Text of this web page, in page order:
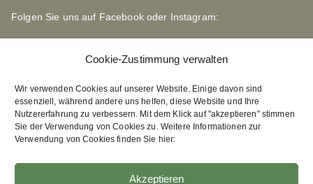
Cookie-Zustimmung verwalten
Wir verwenden Cookies auf unserer Website. Einige davon sind
essenziell, während andere uns helfen, diese Website und Ihre
Nutzererfahrung zu verbessern. Mit dem Klick auf "akzeptieren" stimmen
Sie der Verwendung von Cookies zu. Weitere Informationen zur
Verwendung von Cookies finden Sie hier:
Akzeptieren
Folgen Sie uns auf Facebook oder Instagram:
Links zu unseren Partnerverlagen
Edition Bärenklau